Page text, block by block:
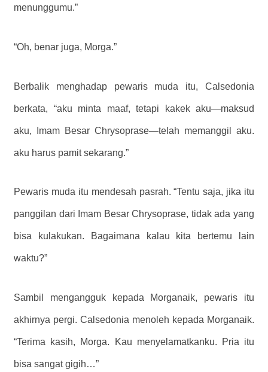
menunggumu.”
“Oh, benar juga, Morga.”
Berbalik menghadap pewaris muda itu, Calsedonia
berkata, “aku minta maaf, tetapi kakek aku—maksud
aku, Imam Besar Chrysoprase—telah memanggil aku.
aku harus pamit sekarang.”
Pewaris muda itu mendesah pasrah. “Tentu saja, jika itu
panggilan dari Imam Besar Chrysoprase, tidak ada yang
bisa kulakukan. Bagaimana kalau kita bertemu lain
waktu?”
Sambil mengangguk kepada Morganaik, pewaris itu
akhirnya pergi. Calsedonia menoleh kepada Morganaik.
“Terima kasih, Morga. Kau menyelamatkanku. Pria itu
bisa sangat gigih…”